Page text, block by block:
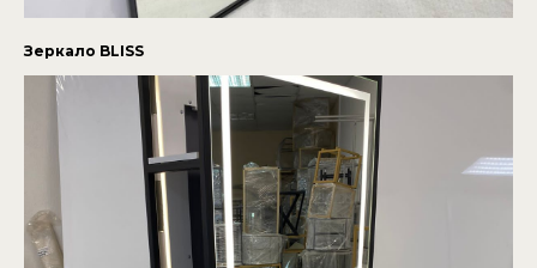
Зеркало BLISS